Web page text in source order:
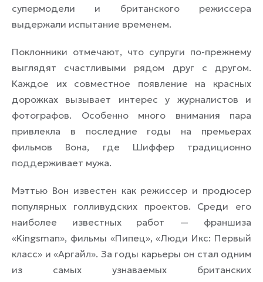
супермодели и британского режиссера
выдержали испытание временем.
Поклонники отмечают, что супруги по-прежнему
выглядят счастливыми рядом друг с другом.
Каждое их совместное появление на красных
дорожках вызывает интерес у журналистов и
фотографов. Особенно много внимания пара
привлекла в последние годы на премьерах
фильмов Вона, где Шиффер традиционно
поддерживает мужа.
Мэттью Вон известен как режиссер и продюсер
популярных голливудских проектов. Среди его
наиболее известных работ — франшиза
«Kingsman», фильмы «Пипец», «Люди Икс: Первый
класс» и «Аргайл». За годы карьеры он стал одним
из самых узнаваемых британских